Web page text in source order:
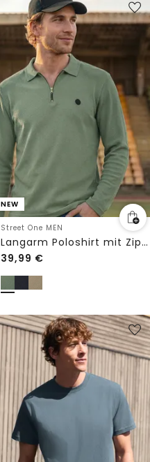
NEW
Street One MEN
Langarm Poloshirt mit Zipperdetail
39,99 €